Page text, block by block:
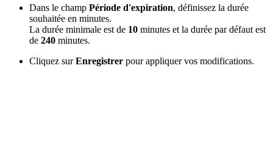
Dans le champ Période d'expiration, définissez la durée
souhaitée en minutes.
La durée minimale est de 10 minutes et la durée par défaut est
de 240 minutes.
Cliquez surEnregistrer pour appliquer vos modifications.